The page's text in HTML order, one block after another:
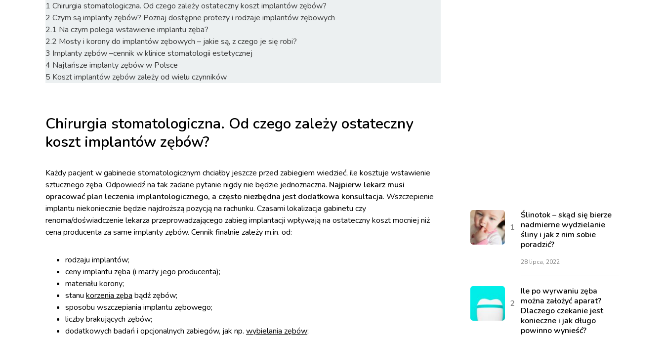
1 Chirurgia stomatologiczna. Od czego zależy ostateczny koszt implantów zębów?
2 Czym są implanty zębów? Poznaj dostępne protezy i rodzaje implantów zębowych
2.1 Na czym polega wstawienie implantu zęba?
2.2 Mosty i korony do implantów zębowych – jakie są, z czego je się robi?
3 Implanty zębów –cennik w klinice stomatologii estetycznej
4 Najtańsze implanty zębów w Polsce
5 Koszt implantów zębów zależy od wielu czynników
Chirurgia stomatologiczna. Od czego zależy ostateczny
koszt implantów zębów?
Każdy pacjent w gabinecie stomatologicznym chciałby jeszcze przed zabiegiem wiedzieć, ile kosztuje wstawienie
sztucznego zęba. Odpowiedź na tak zadane pytanie nigdy nie będzie jednoznaczna. Najpierw lekarz musi
opracować plan leczenia implantologicznego, a często niezbędna jest dodatkowa konsultacja. Wszczepienie
implantu niekoniecznie będzie najdroższą pozycją na rachunku. Czasami lokalizacja gabinetu czy
renoma/doświadczenie lekarza przeprowadzającego zabieg implantacji wpływają na ostateczny koszt mocniej niż
cena producenta za same implanty zębów. Cennik finalnie zależy m.in. od:
rodzaju implantów;
ceny implantu zęba (i marży jego producenta);
materiału korony;
stanu korzenia zęba bądź zębów;
sposobu wszczepiania implantu zębowego;
liczby brakujących zębów;
dodatkowych badań i opcjonalnych zabiegów, jak np. wybielania zębów;
Ślinotok – skąd się bierze
nadmierne wydzielanie
śliny i jak z nim sobie
poradzić?
28 lipca, 2022
Ile po wyrwaniu zęba
można założyć aparat?
Dlaczego czekanie jest
konieczne i jak długo
powinno wynieść?